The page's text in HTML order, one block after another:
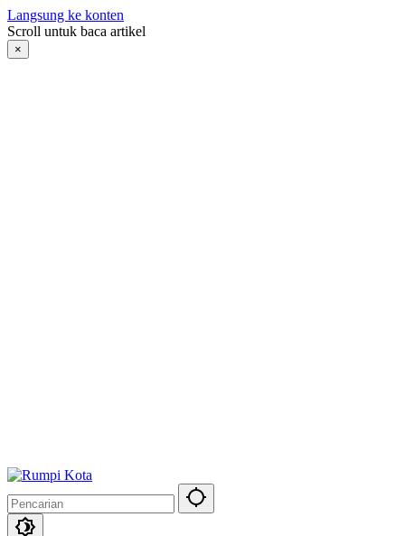
Langsung ke konten
Scroll untuk baca artikel
×